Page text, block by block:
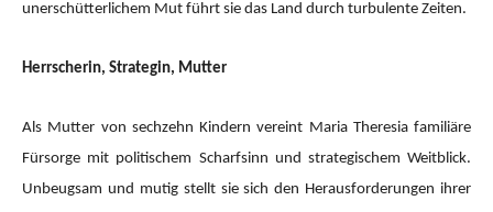
unerschütterlichem Mut führt sie das Land durch turbulente Zeiten.
Herrscherin, Strategin, Mutter
Als Mutter von sechzehn Kindern vereint Maria Theresia familiäre
Fürsorge mit politischem Scharfsinn und strategischem Weitblick.
Unbeugsam und mutig stellt sie sich den Herausforderungen ihrer